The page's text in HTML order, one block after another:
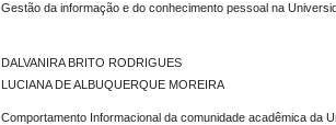
Gestão da informação e do conhecimento pessoal na
DALVANIRA BRITO RODRIGUES
LUCIANA DE ALBUQUERQUE MOREIRA
Comportamento Informacional da comunidade acadêmica da